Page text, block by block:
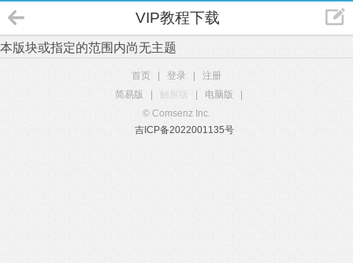
VIP教程下载
本版块或指定的范围内尚无主题
首页 登录
注册
简易版
触屏版 电脑版
© Comsenz Inc.
吉ICP备2022001135号